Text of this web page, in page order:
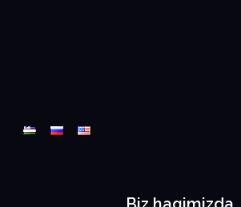
E-mail:info@yoshlarkelajagimiz.uz
Ijtimoiy tarmoqlar